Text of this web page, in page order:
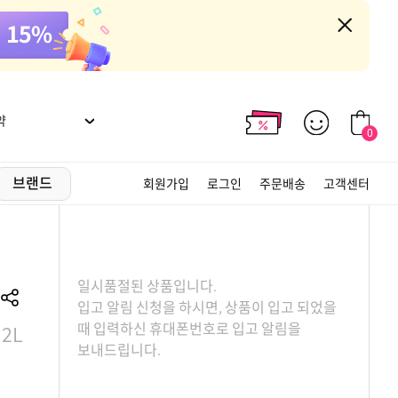
0
브랜드 회원가입 로그인 주문배송 고객센터
일시품절된 상품입니다.
입고 알림 신청을 하시면, 상품이 입고 되었을
때 입력하신 휴대폰번호로 입고 알림을
보내드립니다.